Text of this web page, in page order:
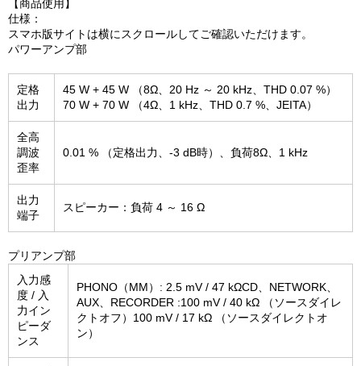
【商品使用】
仕様：
スマホ版サイトは横にスクロールしてご確認いただけます。
パワーアンプ部
定格
出力
45 W + 45 W （8Ω、20 Hz ～ 20 kHz、THD 0.07 %）
70 W + 70 W （4Ω、1 kHz、THD 0.7 %、JEITA）
全高
調波
歪率
0.01 % （定格出力、-3 dB時）、負荷8Ω、1 kHz
出力
端子
スピーカー：負荷 4 ～ 16 Ω
プリアンプ部
入力感
度 / 入
力イン
ピーダ
ンス
PHONO（MM）: 2.5 mV / 47 kΩCD、NETWORK、
AUX、RECORDER :100 mV / 40 kΩ （ソースダイレ
クトオフ）100 mV / 17 kΩ （ソースダイレクトオ
ン）